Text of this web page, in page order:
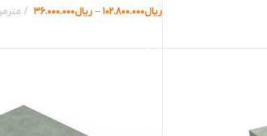
ریال۱۰۲.۸۰۰.۰۰۰ – ریال۳۶.۰۰۰.۰۰۰